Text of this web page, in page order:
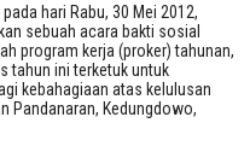
hari Rabu, 30 Mei 2012,
sebuah acara bakti sosial
program kerja (proker) tahunan,
tahun ini terketuk untuk
kebahagiaan atas kelulusan
Pandanaran, Kedungdowo,